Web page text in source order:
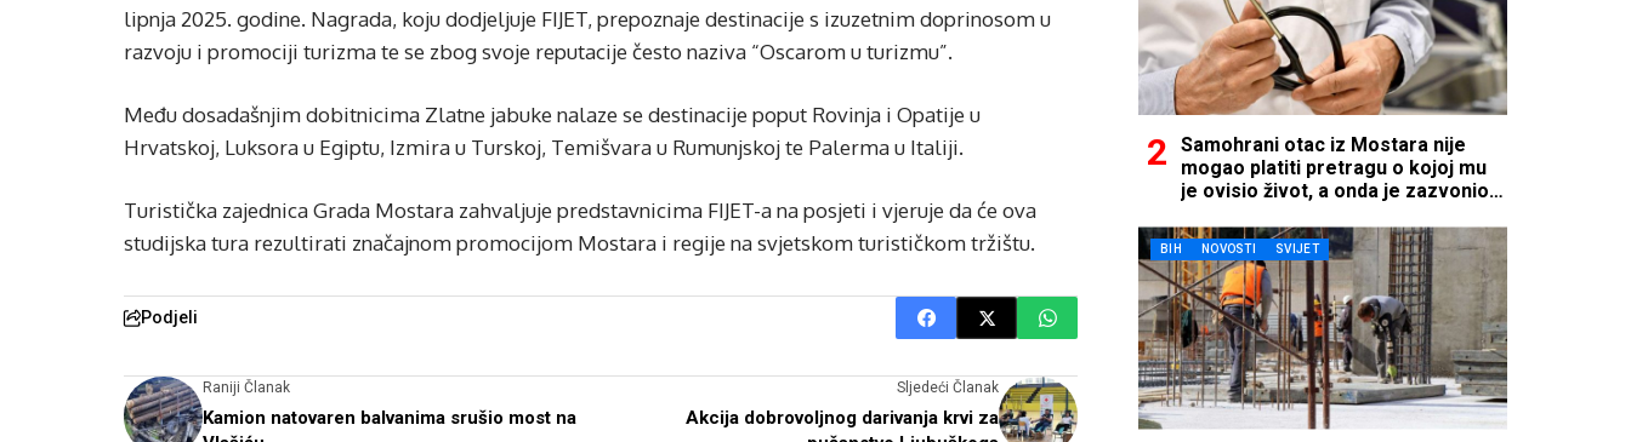
lipnja 2025. godine. Nagrada, koju dodjeljuje FIJET, prepoznaje destinacije s izuzetnim doprinosom u
razvoju i promociji turizma te se zbog svoje reputacije često naziva “Oscarom u turizmu”.
Među dosadašnjim dobitnicima Zlatne jabuke nalaze se destinacije poput Rovinja i Opatije u
Hrvatskoj, Luksora u Egiptu, Izmira u Turskoj, Temišvara u Rumunjskoj te Palerma u Italiji.
Turistička zajednica Grada Mostara zahvaljuje predstavnicima FIJET-a na posjeti i vjeruje da će ova
studijska tura rezultirati značajnom promocijom Mostara i regije na svjetskom turističkom tržištu.
Podjeli
Raniji Članak
Kamion natovaren balvanima srušio most na
Sljedeći Članak
Akcija dobrovoljnog darivanja krvi za
Samohrani otac iz Mostara nije
mogao platiti pretragu o kojoj mu
je ovisio život, a onda je zazvonio
BIH NOVOSTI SVIJET